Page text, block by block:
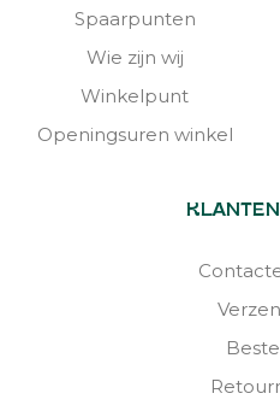
Spaarpunten
Wie zijn wij
Winkelpunt
Openingsuren winkel